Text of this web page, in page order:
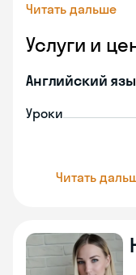
Читать дальше
Услуги и
Английский
Уроки
Читать